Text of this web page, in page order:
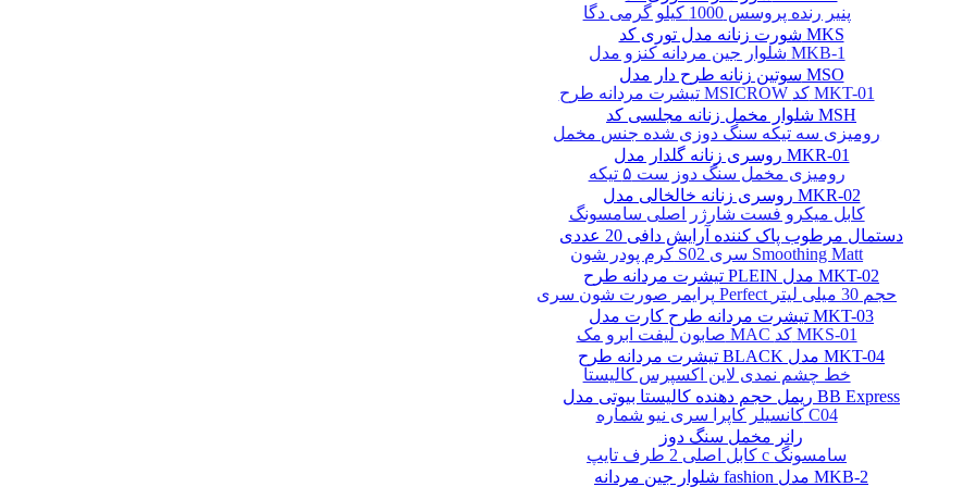
پنیر رنده پروسس 1000 کیلو گرمی دگا
شلوار جین مردانه کنزو مدل MKB-1
تیشرت مردانه طرح MSICROW کد MKT-01
رومیزی سه تیکه سنگ دوزی شده جنس مخمل
رومیزی مخمل سنگ دوز ست ۵ تیکه
کابل میکرو فست شارژر اصلی سامسونگ
کرم پودر شون S02 سری Smoothing Matt
پرایمر صورت شون سری Perfect حجم 30 میلی لیتر
صابون لیفت ابرو مک MAC کد MKS-01
خط چشم نمدی لاین اکسپرس کالیستا
کانسیلر کاپرا سری نیو شماره C04
کابل اصلی 2 طرف تایپ c سامسونگ
شورت زنانه مدل توری کد MKS
سوتین زنانه طرح دار مدل MSO
شلوار مخمل زنانه مجلسی کد MSH
روسری زنانه گلدار مدل MKR-01
روسری زنانه خالخالی مدل MKR-02
دستمال مرطوب پاک کننده آرایش دافی 20 عددی
تیشرت مردانه طرح PLEIN مدل MKT-02
تیشرت مردانه طرح کارت مدل MKT-03
تیشرت مردانه طرح BLACK مدل MKT-04
ریمل حجم دهنده کالیستا بیوتی مدل BB Express
رانر مخمل سنگ دوز
شلوار جین مردانه fashion مدل MKB-2